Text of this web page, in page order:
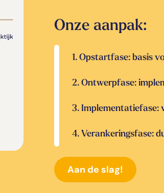
Onze aanpak:
1. Opstartfase: basis
2. Ontwerpfase:
3. Implementatiefase:
4. Verankeringsfase:
Aan de slag!